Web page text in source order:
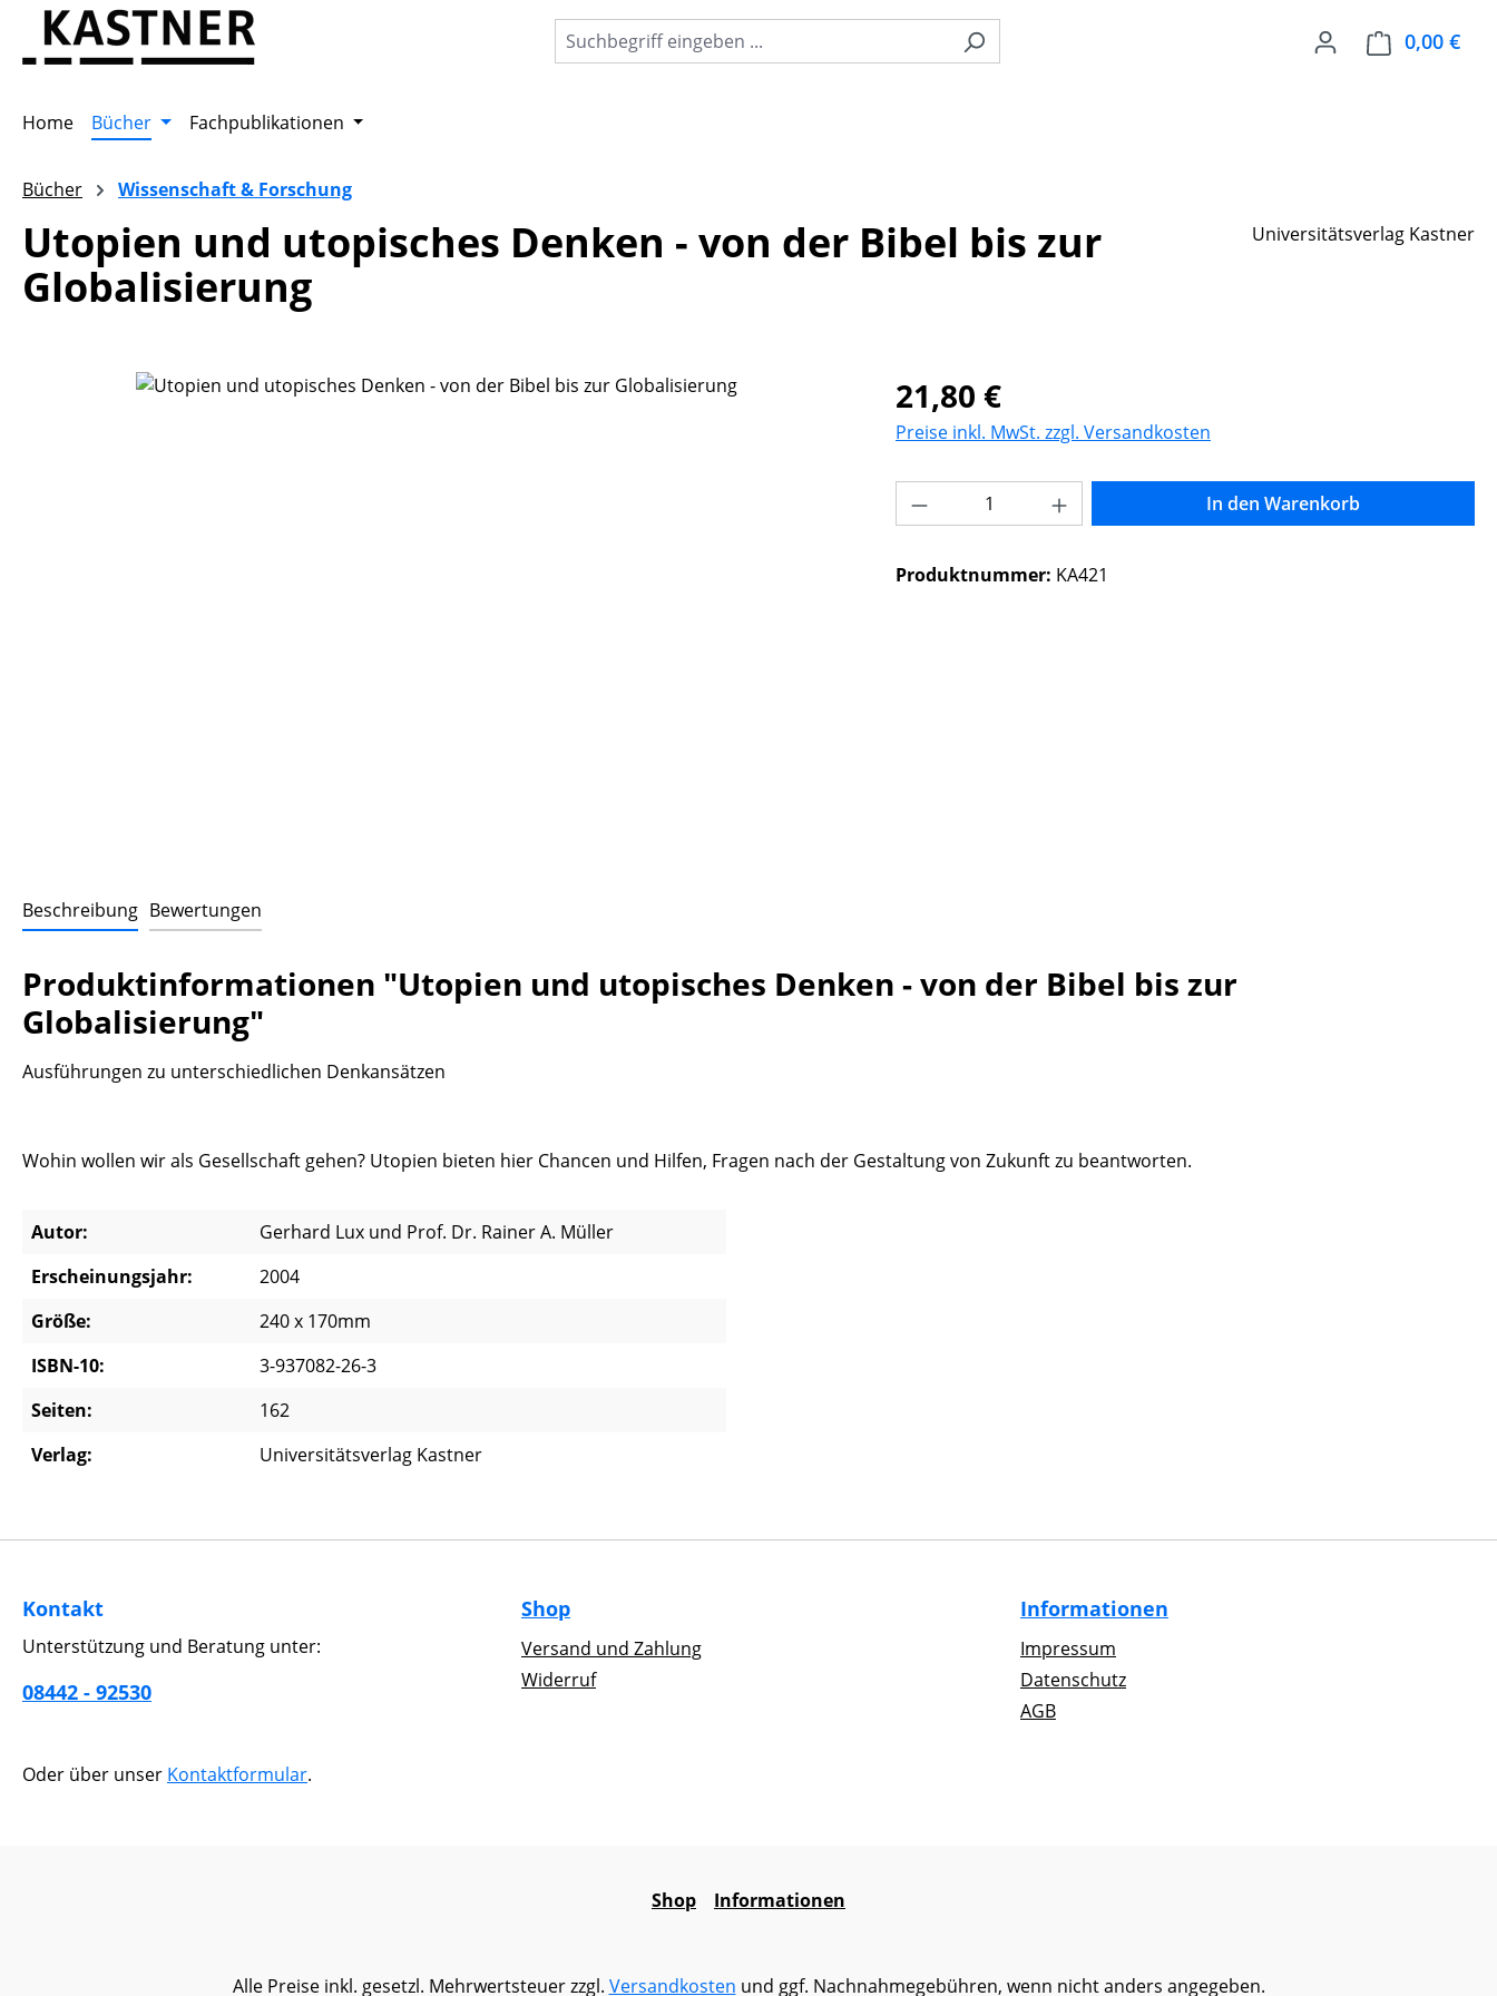
Hauptinhalt springen
Zur Suche springen
Zur Hauptnavigation springen
0,00 €
Home Bücher Fachpublikationen
Bücher Wissenschaft & Forschung
Utopien und utopisches Denken - von der Bibel bis zur
Globalisierung
Universitätsverlag Kastner
Bildergalerie überspringen Regulärer Preis:
21,80 €
Preise inkl. MwSt. zzgl. Versandkosten
Produkt Anzahl: Gib den gewünschten Wert
In den Warenkorb
Produktnummer: KA421
Beschreibung Bewertungen
Produktinformationen "Utopien und utopisches Denken - von der Bibel bis zur
Globalisierung"
Ausführungen zu unterschiedlichen Denkansätzen
Wohin wollen wir als Gesellschaft gehen? Utopien bieten hier Chancen und Hilfen, Fragen nach der Gestaltung von Zukunft zu beantworten.
Autor:
Gerhard Lux und Prof. Dr. Rainer A. Müller
Erscheinungsjahr:
2004
Größe:
240 x 170mm
ISBN-10:
3-937082-26-3
Seiten:
162
Verlag:
Universitätsverlag Kastner
Kontakt
Unterstützung und Beratung unter:
08442 - 92530
Oder über unser Kontaktformular.
Shop
Versand und Zahlung
Widerruf
Informationen
Impressum
Datenschutz
AGB
Shop Informationen
Alle Preise inkl. gesetzl. Mehrwertsteuer zzgl. Versandkosten und ggf. Nachnahmegebühren, wenn nicht anders angegeben.